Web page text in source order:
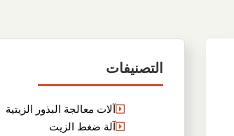
التصنيفات
آلات معالجة البذور الزيتية
آلة ضغط الزيت